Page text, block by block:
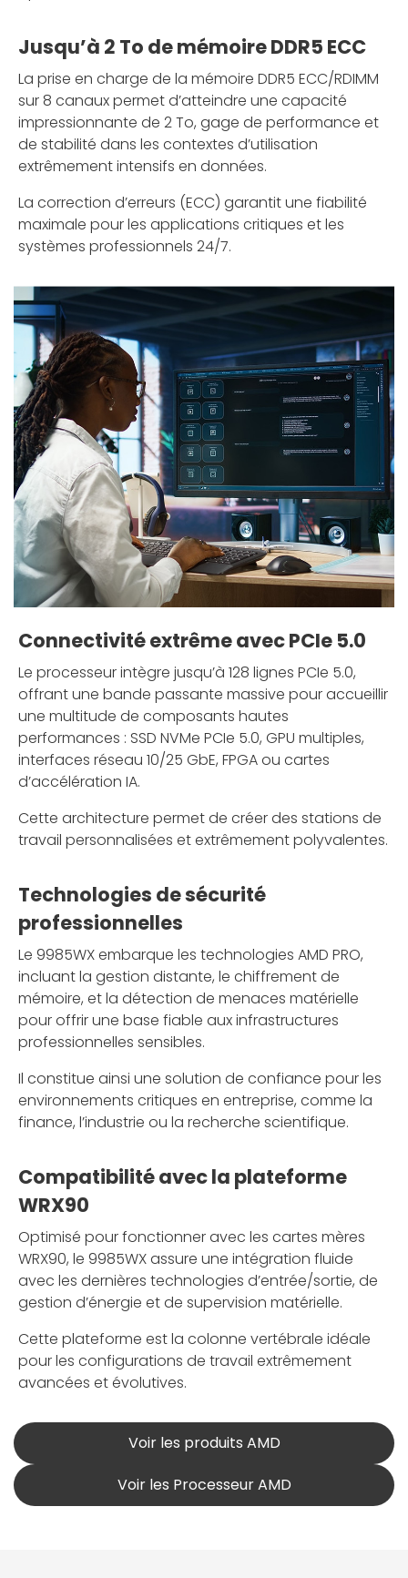
Jusqu’à 2 To de mémoire DDR5 ECC
La prise en charge de la mémoire DDR5 ECC/RDIMM
sur 8 canaux permet d’atteindre une capacité
impressionnante de 2 To, gage de performance et
de stabilité dans les contextes d’utilisation
extrêmement intensifs en données.
La correction d’erreurs (ECC) garantit une fiabilité
maximale pour les applications critiques et les
systèmes professionnels 24/7.
Connectivité extrême avec PCIe 5.0
Le processeur intègre jusqu’à 128 lignes PCIe 5.0,
offrant une bande passante massive pour accueillir
une multitude de composants hautes
performances : SSD NVMe PCIe 5.0, GPU multiples,
interfaces réseau 10/25 GbE, FPGA ou cartes
d’accélération IA.
Cette architecture permet de créer des stations de
travail personnalisées et extrêmement polyvalentes.
Technologies de sécurité
professionnelles
Le 9985WX embarque les technologies AMD PRO,
incluant la gestion distante, le chiffrement de
mémoire, et la détection de menaces matérielle
pour offrir une base fiable aux infrastructures
professionnelles sensibles.
Il constitue ainsi une solution de confiance pour les
environnements critiques en entreprise, comme la
finance, l’industrie ou la recherche scientifique.
Compatibilité avec la plateforme
WRX90
Optimisé pour fonctionner avec les cartes mères
WRX90, le 9985WX assure une intégration fluide
avec les dernières technologies d’entrée/sortie, de
gestion d’énergie et de supervision matérielle.
Cette plateforme est la colonne vertébrale idéale
pour les configurations de travail extrêmement
avancées et évolutives.
Voir les produits AMD
Voir les Processeur AMD